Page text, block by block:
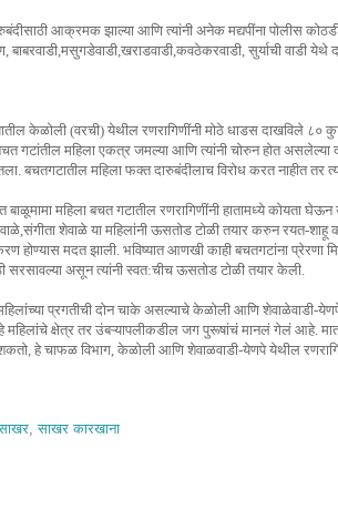
आक्रमक झाल्या आणि त्यांनी अनेक मद्यपींना पोलीस
बाबरवाडी,मसुगडेवाडी,खराडवाडी,कवठेकरवाडी, सुर्याची वाडी
केळोली (वरची) येथील रणरागिणींनी मोठे धाडस दाखविले
गटांतील महिला एकत्र जमल्या आणि त्यांनी चोरुन होत
बचतगटातील महिला फक्त दारुबंदीलाच विरोध करत नाहीत तर
महिला बचत गटातील रणरागिणींनी हातामध्ये कोयता
शेवाळे या महिलांनी ऊसतोड टोळी तयार करुन रयत-
होण्यास मदत झाली. भविष्यात आणखी काही बचतगटांना
सरसावल्या असून त्यांनी स्वत:चीच ऊसतोड टोळी तयार केली.
प्रगतीची दोन चाके असल्याचे केळोली आणि शेवाळेवाडी-
क्षेत्र तर उंबऱ्यापलीकडील जग पुरूषांचं मानलं गेलं आहे.
हे चाफळ विभाग, केळोली आणि शेवाळवाडी-येणपे येथील
,साखर कारखाना